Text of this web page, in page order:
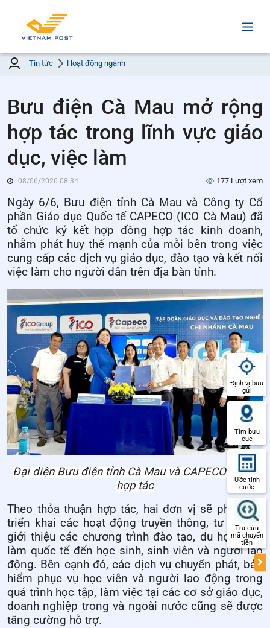
Tin tức Hoạt động ngành
Bưu điện Cà Mau mở rộng
hợp tác trong lĩnh vực giáo
dục, việc làm
08/06/2026 08:34 177 Lượt xem
Ngày 6/6, Bưu điện tỉnh Cà Mau và Công ty Cổ
phần Giáo dục Quốc tế CAPECO (ICO Cà Mau) đã
tổ chức ký kết hợp đồng hợp tác kinh doanh,
nhằm phát huy thế mạnh của mỗi bên trong việc
cung cấp các dịch vụ giáo dục, đào tạo và kết nối
việc làm cho người dân trên địa bàn tỉnh.
Đại diện Bưu điện tỉnh Cà Mau và CAPECO ký kết
hợp tác
Theo thỏa thuận hợp tác, hai đơn vị sẽ phối hợp
triển khai các hoạt động truyền thông, tư vấn và
giới thiệu các chương trình đào tạo, du học, việc
làm quốc tế đến học sinh, sinh viên và người lao
động. Bên cạnh đó, các dịch vụ chuyển phát, bảo
hiểm phục vụ học viên và người lao động trong
quá trình học tập, làm việc tại các cơ sở giáo dục,
doanh nghiệp trong và ngoài nước cũng sẽ được
tăng cường hỗ trợ.
Định vị bưu
gửi
Tìm bưu
cục
Ước tính
cước
Tra cứu
mã chuyển
tiền